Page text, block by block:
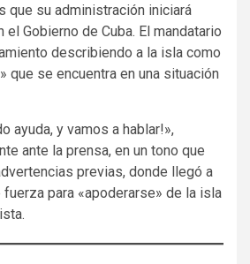
que su administración iniciará
Gobierno de Cuba. El mandatario
describiendo a la isla como
que se encuentra en una situación
ayuda, y vamos a hablar!»,
ante la prensa, en un tono que
previas, donde llegó a
para «apoderarse» de la isla